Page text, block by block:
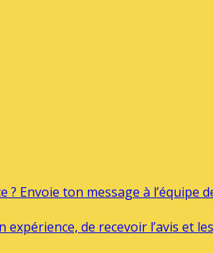
Envoie ton message à l’équipe
de recevoir l’avis et